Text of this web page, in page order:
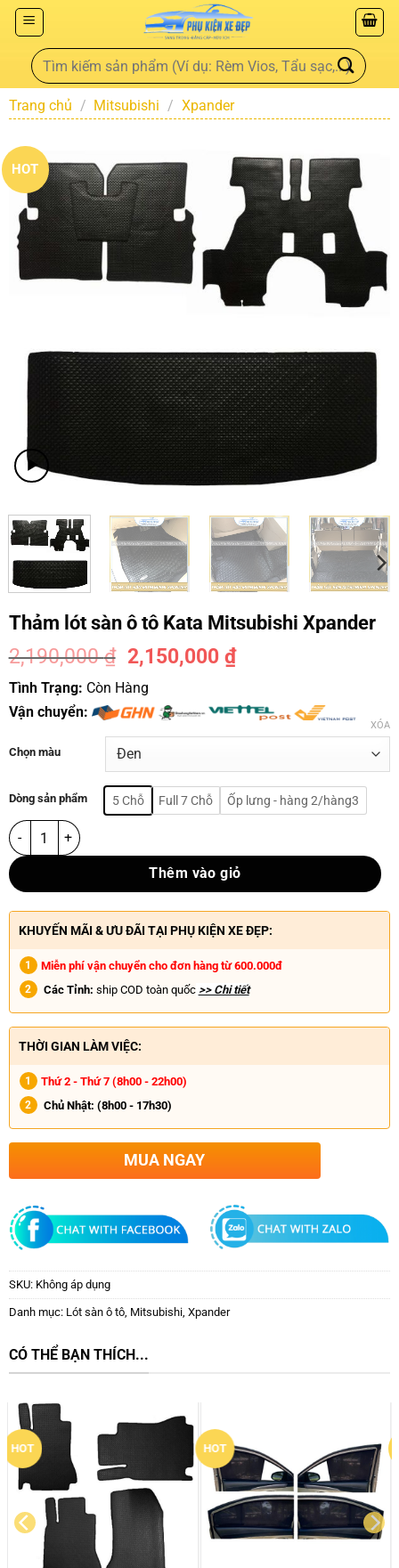
Trang chủ / Mitsubishi / Xpander
HOT
Thảm lót sàn ô tô Kata Mitsubishi Xpander
2,190,000₫ 2,150,000 ₫
Tình Trạng: Còn Hàng
Vận chuyển:
Chọn màu
Dòng sản phẩm 5 Chỗ Full 7 Chỗ Ốp lưng - hàng 2/hàng3
XÓA
Thêm vào giỏ
KHUYẾN MÃI & ƯU ĐÃI TẠI PHỤ KIỆN XE ĐẸP:
Miễn phí vận chuyển cho đơn hàng từ 600.000đ
Các Tỉnh: ship COD toàn quốc >> Chi tiết
THỜI GIAN LÀM VIỆC:
Thứ 2 - Thứ 7 (8h00 - 22h00)
Chủ Nhật: (8h00 - 17h30)
MUA NGAY
SKU: Không áp dụng
Danh mục: Lót sàn ô tô, Mitsubishi, Xpander
CÓ THỂ BẠN THÍCH...
New